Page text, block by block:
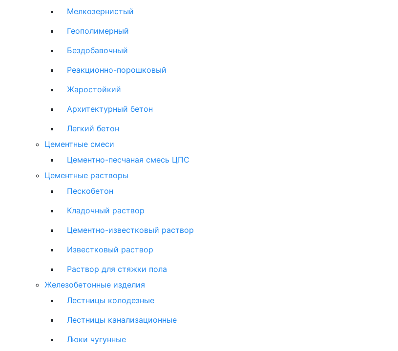
Мелкозернистый
Геополимерный
Бездобавочный
Реакционно-порошковый
Жаростойкий
Архитектурный бетон
Легкий бетон
Цементные смеси
Цементно-песчаная смесь ЦПС
Цементные растворы
Пескобетон
Кладочный раствор
Цементно-известковый раствор
Известковый раствор
Раствор для стяжки пола
Железобетонные изделия
Лестницы колодезные
Лестницы канализационные
Люки чугунные